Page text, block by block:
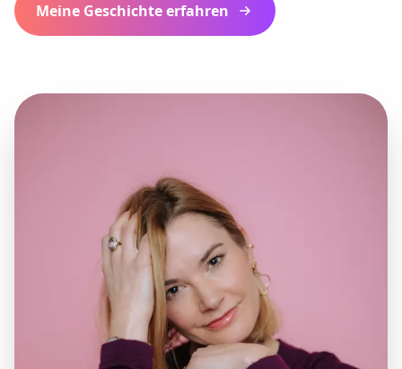
Meine Geschichte erfahren